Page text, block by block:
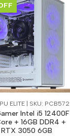
ELITE | SKU: PCB572
Intel i5 12400F
+ 16GB DDR4 +
RTX 3050 6GB